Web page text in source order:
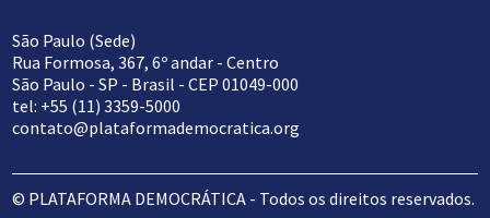
São Paulo (Sede)
Rua Formosa, 367, 6º andar - Centro
São Paulo - SP - Brasil - CEP 01049-000
tel: +55 (11) 3359-5000
contato@plataformademocratica.org
© PLATAFORMA DEMOCRÁTICA - Todos os direitos reservados.